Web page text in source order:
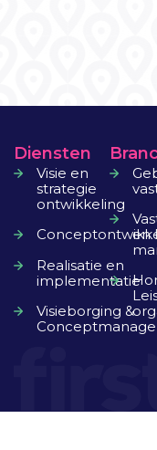
Diensten
Visie en
strategie
ontwikkeling
Realisatie en
implementatie
Visieborging &
en